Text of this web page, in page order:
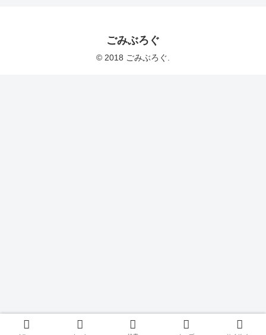
ごみぶろぐ
© 2018 ごみぶろぐ.